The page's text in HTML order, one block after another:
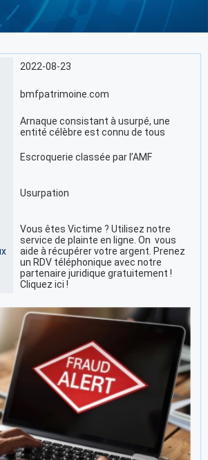
2022-08-23
bmfpatrimoine.com
Arnaque consistant à usurpé, une
entité célèbre est connu de tous
Escroquerie classée par l’AMF
Usurpation
Vous êtes Victime ? Utilisez notre
service de plainte en ligne. On vous
aide à récupérer votre argent. Prenez
un RDV téléphonique avec notre
partenaire juridique gratuitement !
Cliquez ici !